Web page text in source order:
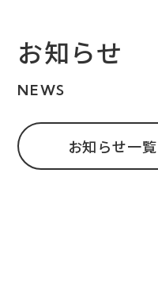
お知らせ
NEWS
お知らせ一覧